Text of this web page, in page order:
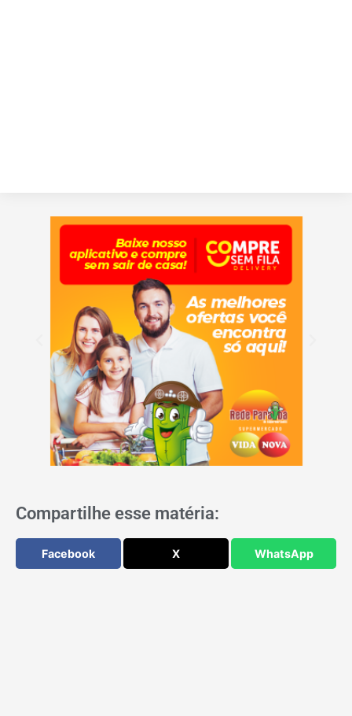
Compartilhe esse matéria:
Facebook X WhatsApp